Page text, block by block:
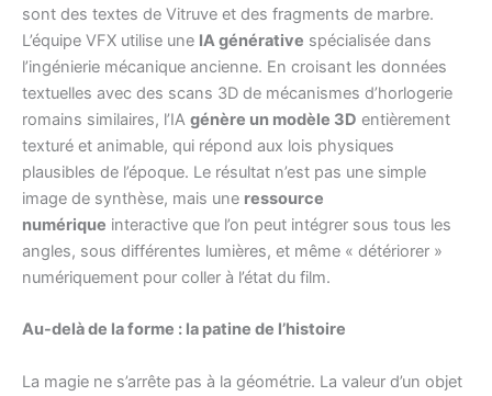
sont des textes de Vitruve et des fragments de marbre.
L’équipe VFX utilise une IA générative spécialisée dans
l’ingénierie mécanique ancienne. En croisant les données
textuelles avec des scans 3D de mécanismes d’horlogerie
romains similaires, l’IA génère un modèle 3D entièrement
texturé et animable, qui répond aux lois physiques
plausibles de l’époque. Le résultat n’est pas une simple
image de synthèse, mais une ressource
numérique interactive que l’on peut intégrer sous tous les
angles, sous différentes lumières, et même « détériorer »
numériquement pour coller à l’état du film.
Au-delà de la forme : la patine de l’histoire
La magie ne s’arrête pas à la géométrie. La valeur d’un objet